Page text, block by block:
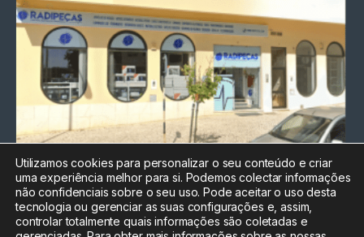
Chamada para a rede fixa
nacional
Electrónica:212
Utilizamos cookies para personalizar o seu conteúdo e criar
uma experiência melhor para si. Podemos colectar informações
não confidenciais sobre o seu uso. Pode aceitar o uso desta
tecnologia ou gerenciar as suas configurações e, assim,
controlar totalmente quais informações são coletadas e